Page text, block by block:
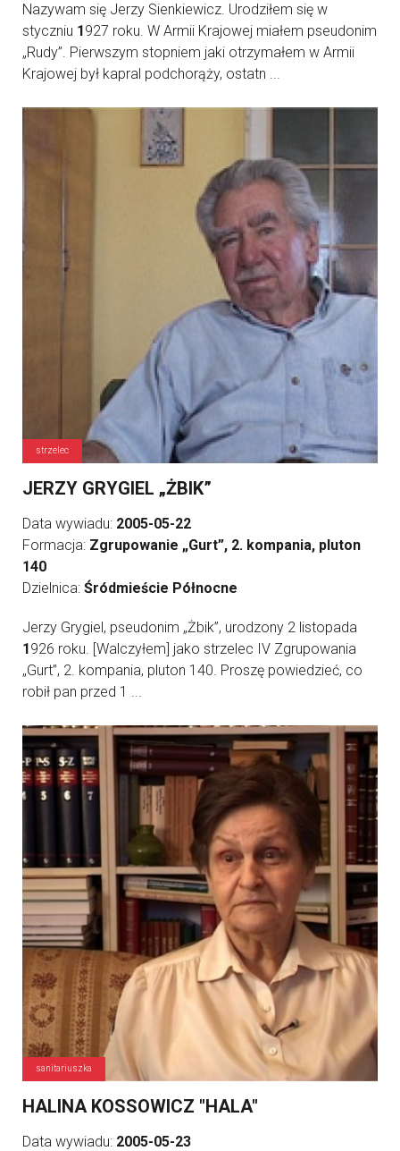
Nazywam się Jerzy Sienkiewicz. Urodziłem się w
styczniu 1927 roku. W Armii Krajowej miałem pseudonim
„Rudy”. Pierwszym stopniem jaki otrzymałem w Armii
Krajowej był kapral podchorąży, ostatn ...
strzelec
JERZY GRYGIEL „ŻBIK”
Data wywiadu: 2005-05-22
Formacja: Zgrupowanie „Gurt”, 2. kompania, pluton
140
Dzielnica: Śródmieście Północne
Jerzy Grygiel, pseudonim „Żbik”, urodzony 2 listopada
1926 roku. [Walczyłem] jako strzelec IV Zgrupowania
„Gurt”, 2. kompania, pluton 140. Proszę powiedzieć, co
robił pan przed 1 ...
sanitariuszka
HALINA KOSSOWICZ "HALA"
Data wywiadu: 2005-05-23